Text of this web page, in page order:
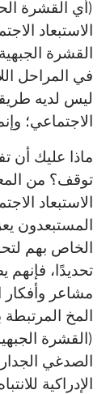
(أي القشرة
الاستبعاد
القشرة
في المراحل
ليس لديه
الاجتماعي؛
ماذا عليك أن
توقف؟ من
الاستبعاد
الخاص بهم
تحديدًا،
مشاعر وأفكار
المخ المرتبطة
(القشرة
الصدغي
الإدراكية